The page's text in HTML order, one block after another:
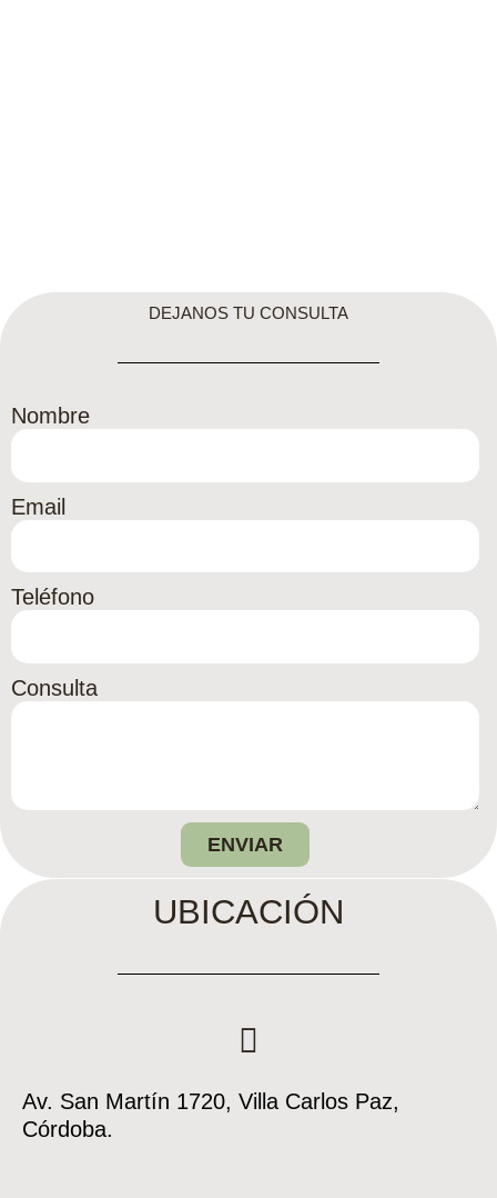
DEJANOS TU CONSULTA
Nombre
Email
Teléfono
Consulta
ENVIAR
UBICACIÓN
Av. San Martín 1720, Villa Carlos Paz,
Córdoba.